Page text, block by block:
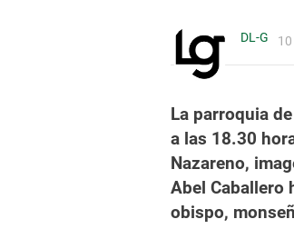
DL-G
La parroquia
a las 18.30
Nazareno,
Abel Caballero
obispo,